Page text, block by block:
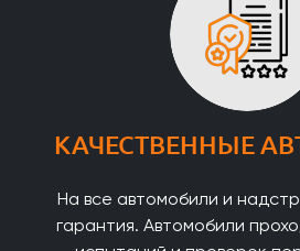
КАЧЕСТВЕННЫЕ
На все автомобили и
гарантия. Автомобили